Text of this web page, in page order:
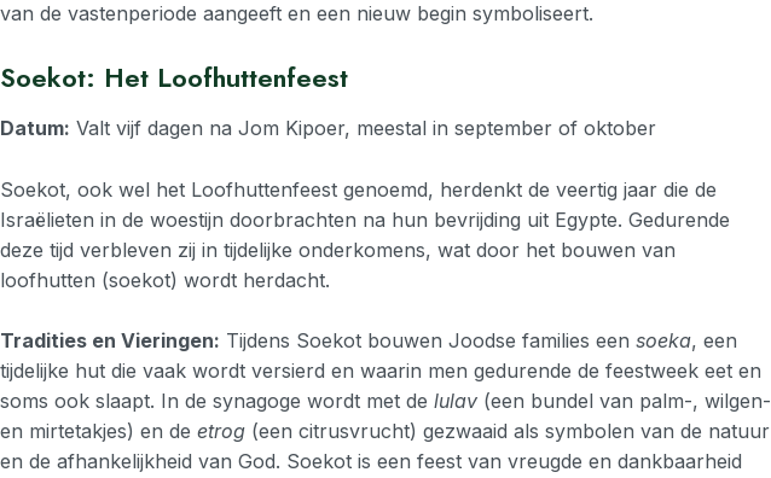
van de vastenperiode aangeeft en een nieuw begin symboliseert.
Soekot: Het Loofhuttenfeest
Datum: Valt vijf dagen na Jom Kipoer, meestal in september of oktober
Soekot, ook wel het Loofhuttenfeest genoemd, herdenkt de veertig jaar die de
Israëlieten in de woestijn doorbrachten na hun bevrijding uit Egypte. Gedurende
deze tijd verbleven zij in tijdelijke onderkomens, wat door het bouwen van
loofhutten (soekot) wordt herdacht.
Tradities en Vieringen: Tijdens Soekot bouwen Joodse families een soeka, een
tijdelijke hut die vaak wordt versierd en waarin men gedurende de feestweek eet en
soms ook slaapt. In de synagoge wordt met de lulav (een bundel van palm-, wilgen-
en mirtetakjes) en de etrog (een citrusvrucht) gezwaaid als symbolen van de natuur
en de afhankelijkheid van God. Soekot is een feest van vreugde en dankbaarheid